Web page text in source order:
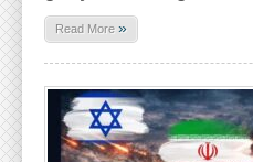
Read More »